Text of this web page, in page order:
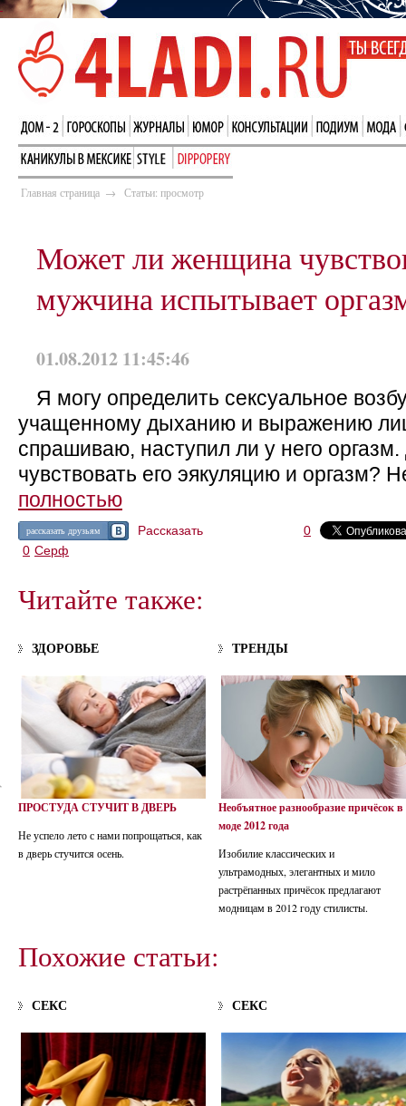
Главная страница → Статьи: просмотр
Может ли женщина
мужчина испытывает
01.08.2012 11:45:46
Я могу определить сексуальное
учащенному дыханию и выражению
спрашиваю, наступил ли у него
чувствовать его эякуляцию и оргазм?
полностью
рассказать друзьям Рассказать
0
0 Серф
Читайте также:
ЗДОРОВЬЕ
ПРОСТУДА СТУЧИТ В ДВЕРЬ
Не успело лето с нами попрощаться, как
в дверь стучится осень.
ТРЕНДЫ
Необъятное разнообразие причёсок в
моде 2012 года
Изобилие классических и
ультрамодных, элегантных и мило
растрёпанных причёсок предлагают
модницам в 2012 году стилисты.
Похожие статьи:
СЕКС СЕКС